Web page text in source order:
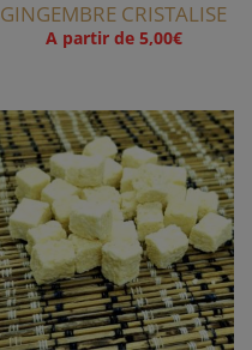
GINGEMBRE CRISTALISE
A partir de 5,00€